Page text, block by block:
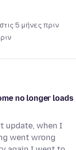
5 μήνες πριν
no longer loads
update, when I
went wrong